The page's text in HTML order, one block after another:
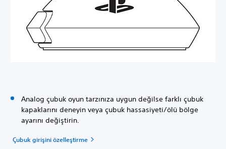
Analog çubuk oyun tarzınıza uygun değilse farklı çubuk
kapaklarını deneyin veya çubuk hassasiyeti/ölü bölge
ayarını değiştirin.
Çubuk girişini özelleştirme